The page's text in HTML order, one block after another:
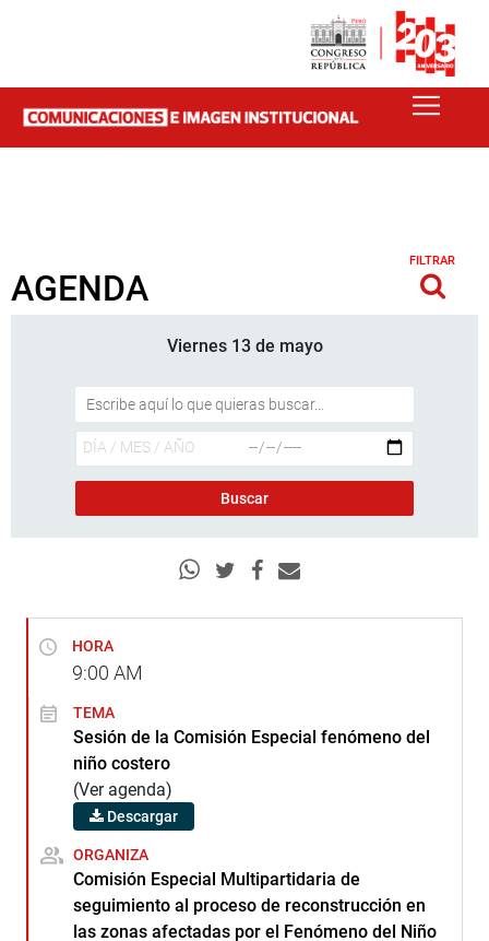
AGENDA
FILTRAR
Viernes 13 de mayo
HORA
9:00 AM
TEMA
Sesión de la Comisión Especial fenómeno del
niño costero
(Ver agenda)
Descargar
ORGANIZA
Comisión Especial Multipartidaria de
seguimiento al proceso de reconstrucción en
las zonas afectadas por el Fenómeno del Niño